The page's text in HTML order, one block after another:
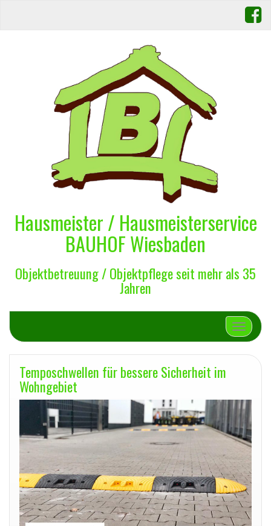
Hausmeister / Hausmeisterservice
BAUHOF Wiesbaden
Objektbetreuung / Objektpflege seit mehr als 35
Jahren
Schalte
Temposchwellen für bessere Sicherheit im
Wohngebiet